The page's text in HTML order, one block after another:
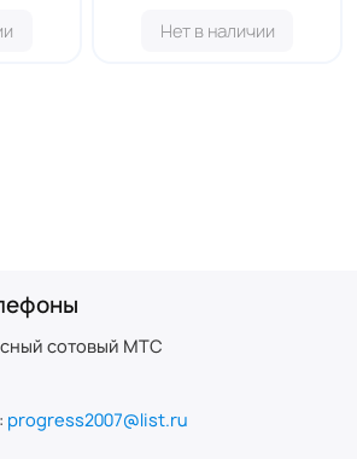
Нет в наличии
сотовый МТС
progress2007@list.ru